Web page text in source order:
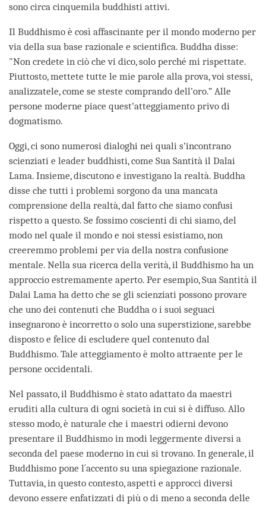
sono circa cinquemila buddhisti attivi.
Il Buddhismo è così affascinante per il mondo moderno per
via della sua base razionale e scientifica. Buddha disse:
"Non credete in ciò che vi dico, solo perché mi rispettate.
Piuttosto, mettete tutte le mie parole alla prova, voi stessi,
analizzatele, come se steste comprando dell’oro.” Alle
persone moderne piace quest’atteggiamento privo di
dogmatismo.
Oggi, ci sono numerosi dialoghi nei quali s’incontrano
scienziati e leader buddhisti, come Sua Santità il Dalai
Lama. Insieme, discutono e investigano la realtà. Buddha
disse che tutti i problemi sorgono da una mancata
comprensione della realtà, dal fatto che siamo confusi
rispetto a questo. Se fossimo coscienti di chi siamo, del
modo nel quale il mondo e noi stessi esistiamo, non
creeremmo problemi per via della nostra confusione
mentale. Nella sua ricerca della verità, il Buddhismo ha un
approccio estremamente aperto. Per esempio, Sua Santità il
Dalai Lama ha detto che se gli scienziati possono provare
che uno dei contenuti che Buddha o i suoi seguaci
insegnarono è incorretto o solo una superstizione, sarebbe
disposto e felice di escludere quel contenuto dal
Buddhismo. Tale atteggiamento è molto attraente per le
persone occidentali.
Nel passato, il Buddhismo è stato adattato da maestri
eruditi alla cultura di ogni società in cui si è diffuso. Allo
stesso modo, è naturale che i maestri odierni devono
presentare il Buddhismo in modi leggermente diversi a
seconda del paese moderno in cui si trovano. In generale, il
Buddhismo pone l´accento su una spiegazione razionale.
Tuttavia, in questo contesto, aspetti e approcci diversi
devono essere enfatizzati di più o di meno a seconda delle